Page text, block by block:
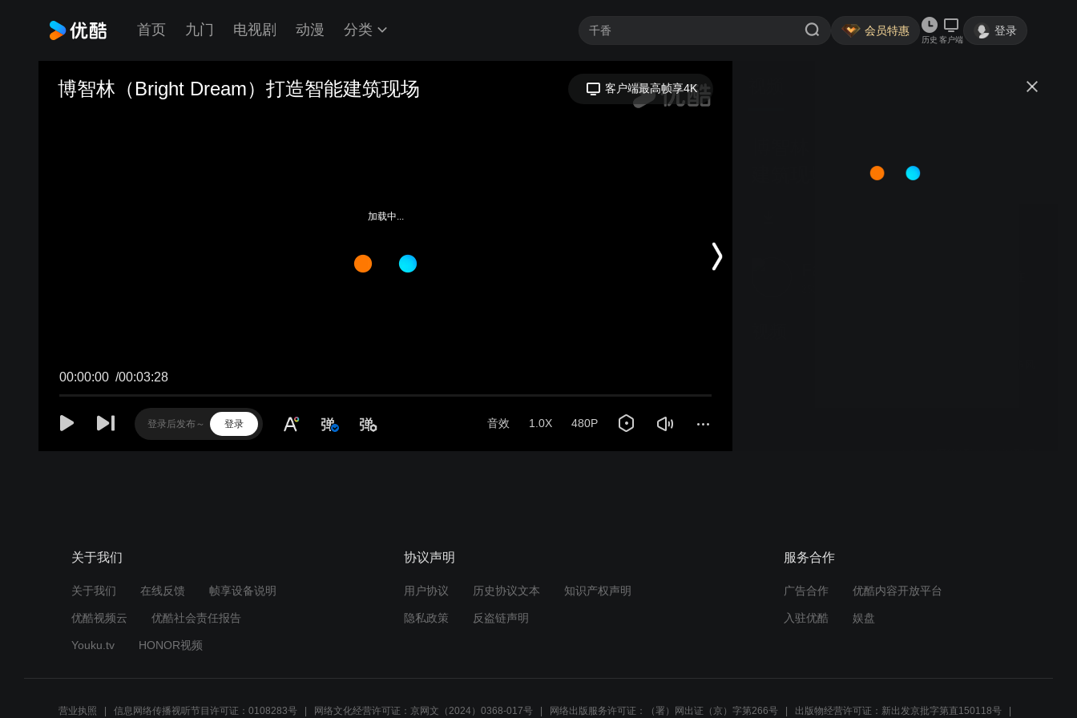
首页 九门 电视剧 动漫 分类 会员特惠
历史 客户端
登录
博智林（Bright Dream）打造智能建筑现场 客户端最高帧享4K
00:00:00 /00:03:28
登录 音效 1.0X 480P
加载中...
关于我们
关于我们 在线反馈 帧享设备说明
优酷视频云 优酷社会责任报告
Youku.tv HONOR视频
协议声明
用户协议 历史协议文本 知识产权声明
隐私政策 反盗链声明
服务合作
广告合作 优酷内容开放平台
入驻优酷 娱盘
营业执照 信息网络传播视听节目许可证：0108283号 网络文化经营许可证：京网文（2024）0368-017号 网络出版服务许可证：（署）网出证（京）字第266号 出版物经营许可证：新出发京批字第直150118号